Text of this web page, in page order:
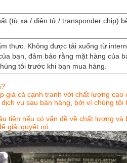
(từ xa / điện tử / transponder chip)
thực. Không được tải xuống từ
bạn, đảm bảo rằng mặt hàng của
tôi trước khi bạn mua hàng.
giá cả cạnh tranh với chất lượng cao
vụ sau bán hàng, bởi vì chúng
tiên nếu có vấn đề về chất lượng
giải quyết nó.